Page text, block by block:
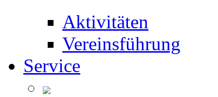
Aktivitäten
Vereinsführung
Service